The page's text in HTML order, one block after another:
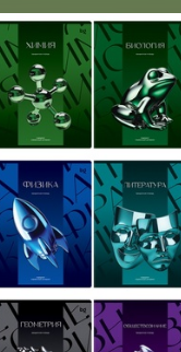
1 2 3 4
Показаны записи1-12из249